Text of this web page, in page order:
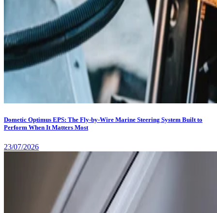
Dometic Optimus EPS: The Fly-by-Wire Marine Steering System Built to
Perform When It Matters Most
23/07/2026